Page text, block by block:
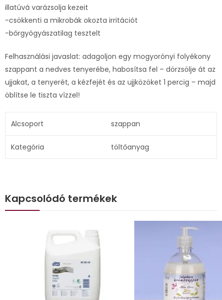
illatúvá varázsolja kezeit
-csökkenti a mikrobák okozta irritációt
-bőrgyógyászatilag tesztelt
Felhasználási javaslat: adagoljon egy mogyorónyi folyékony
szappant a nedves tenyerébe, habosítsa fel – dörzsölje át az
ujjakat, a tenyerét, a kézfejét és az ujjközöket 1 percig – majd
öblítse le tiszta vízzel!
Alcsoport szappan
Kategória töltőanyag
Kapcsolódó termékek